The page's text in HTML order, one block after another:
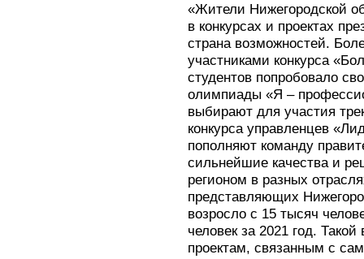
«Жители Нижегородской
в конкурсах и проектах
страна возможностей.
участниками конкурса
студентов попробовало
олимпиады «Я –
выбирают для участия
конкурса управленцев
пополняют команду
сильнейшие качества и
регионом в разных
представляющих
возросло с 15 тысяч
человек за 2021 год.
проектам, связанным с